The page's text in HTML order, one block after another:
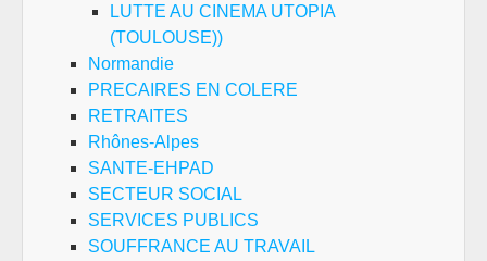
LUTTE AU CINEMA UTOPIA
(TOULOUSE))
Normandie
PRECAIRES EN COLERE
RETRAITES
Rhônes-Alpes
SANTE-EHPAD
SECTEUR SOCIAL
SERVICES PUBLICS
SOUFFRANCE AU TRAVAIL